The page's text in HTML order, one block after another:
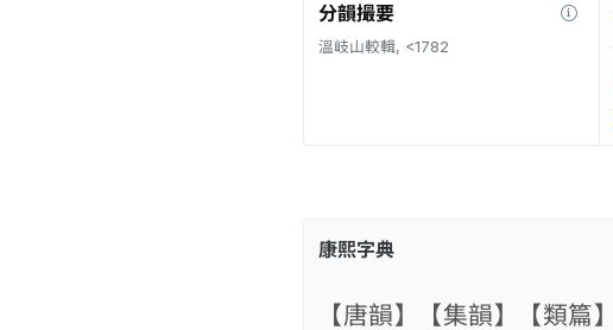
分韻撮要
溫岐山較輯, <1782
康熙字典
【唐韻】 【集韻】 【類篇】